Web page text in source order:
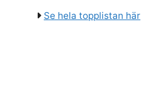
Se hela topplistan här